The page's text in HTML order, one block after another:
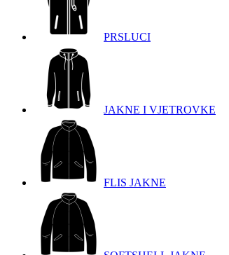
PRSLUCI
JAKNE I VJETROVKE
FLIS JAKNE